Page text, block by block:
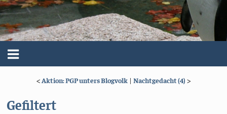
Menü
Impressum/Datenschutz
<Aktion: PGP unters Blogvolk | Nachtgedacht (4) >
Gefiltert